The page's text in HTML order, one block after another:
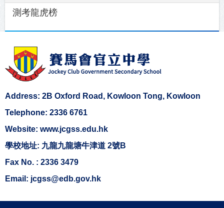
測考龍虎榜
Address: 2B Oxford Road, Kowloon Tong, Kowloon
Telephone: 2336 6761
Website: www.jcgss.edu.hk
學校地址: 九龍九龍塘牛津道 2號B
Fax No. : 2336 3479
Email: jcgss@edb.gov.hk